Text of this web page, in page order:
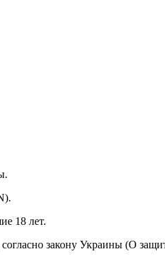
18 лет.
закону Украины (О